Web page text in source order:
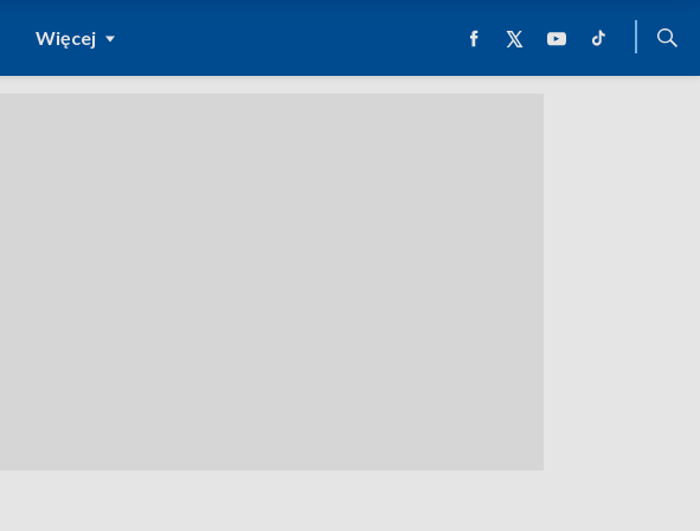
Więcej